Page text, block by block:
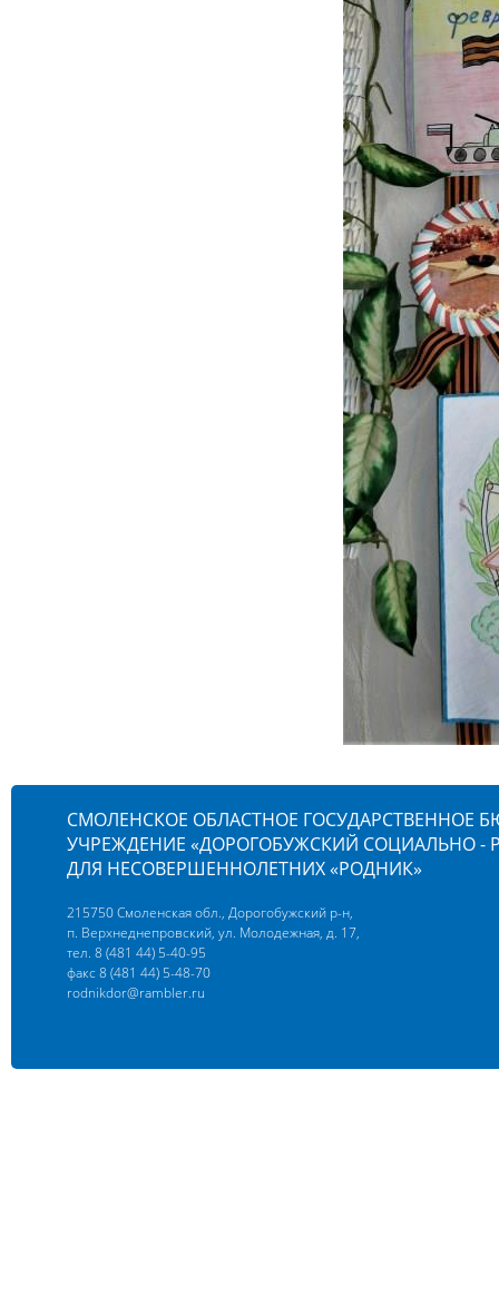
СМОЛЕНСКОЕ ОБЛАСТНОЕ ГОСУДАРСТВЕННОЕ
УЧРЕЖДЕНИЕ «ДОРОГОБУЖСКИЙ СОЦИАЛЬНО -
ДЛЯ НЕСОВЕРШЕННОЛЕТНИХ «РОДНИК»
215750 Смоленская обл., Дорогобужский р-н,
п. Верхнеднепровский, ул. Молодежная, д. 17,
тел. 8 (481 44) 5-40-95
факс 8 (481 44) 5-48-70
rodnikdor@rambler.ru